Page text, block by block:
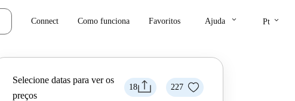
Connect Como funciona Favoritos Ajuda keyboard_arrow_down Pt keyboard_arrow_down
18 227
Selecione datas para ver os
preços